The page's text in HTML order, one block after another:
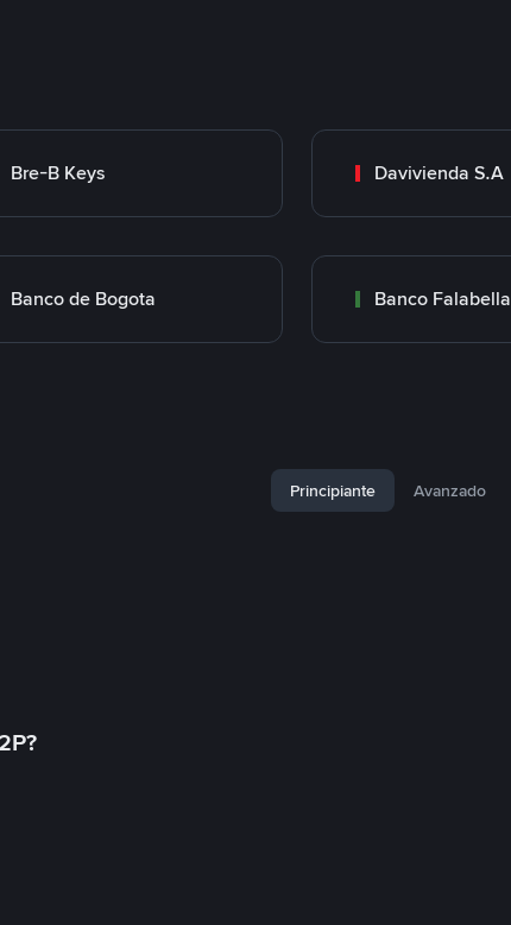
Bre-B Keys Davivienda S.A
Banco de Bogota Banco Falabella
Principiante Avanzado